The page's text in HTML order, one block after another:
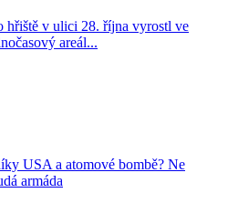
hřiště v ulici 28. října vyrostl ve
areál...
USA a atomové bombě? Ne
armáda